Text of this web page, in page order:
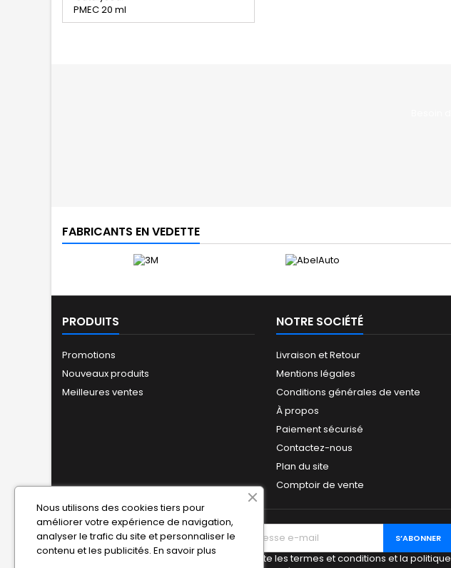
FABRICANTS EN VEDETTE
PRODUITS
Promotions
Nouveaux produits
Meilleures ventes
NOTRE SOCIÉTÉ
Livraison et Retour
Mentions légales
Conditions générales de vente
À propos
Paiement sécurisé
Contactez-nous
Plan du site
Comptoir de vente
LETTRE D'INFORMATIONS
J'accepte les termes et conditions et la politique
Nous utilisons des cookies tiers pour
améliorer votre expérience de navigation,
analyser le trafic du site et personnaliser le
contenu et les publicités. En savoir plus